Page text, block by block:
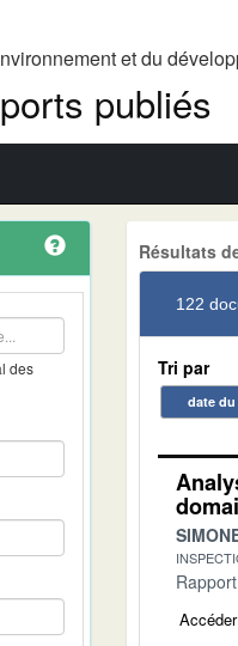
et du
publiés
des
Résultats
122
Tri par
date